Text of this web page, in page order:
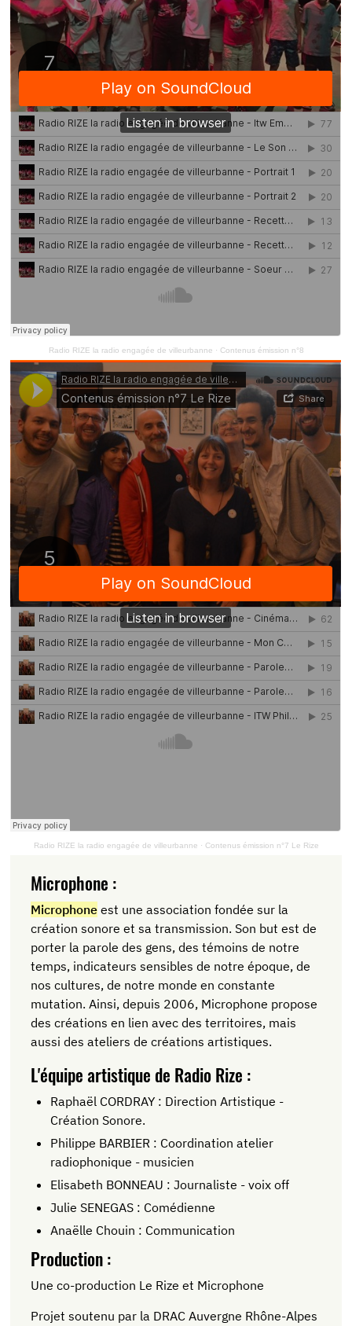
Radio RIZE la radio engagée de villeurbanne · Contenus émission n°8
Radio RIZE la radio engagée de villeurbanne · Contenus émission n°7 Le Rize
Microphone :
Microphoneest une association fondée sur la
création sonore et sa transmission. Son but est de
porter la parole des gens, des témoins de notre
temps, indicateurs sensibles de notre époque, de
nos cultures, de notre monde en constante
mutation. Ainsi, depuis 2006, Microphone propose
des créations en lien avec des territoires, mais
aussi des ateliers de créations artistiques.
L'équipe artistique de Radio Rize :
Raphaël CORDRAY : Direction Artistique -
Création Sonore.
Philippe BARBIER : Coordination atelier
radiophonique - musicien
Elisabeth BONNEAU : Journaliste - voix off
Julie SENEGAS : Comédienne
Anaëlle Chouin : Communication
Production :
Une co-production Le Rize et Microphone
Projet soutenu par la DRAC Auvergne Rhône-Alpes